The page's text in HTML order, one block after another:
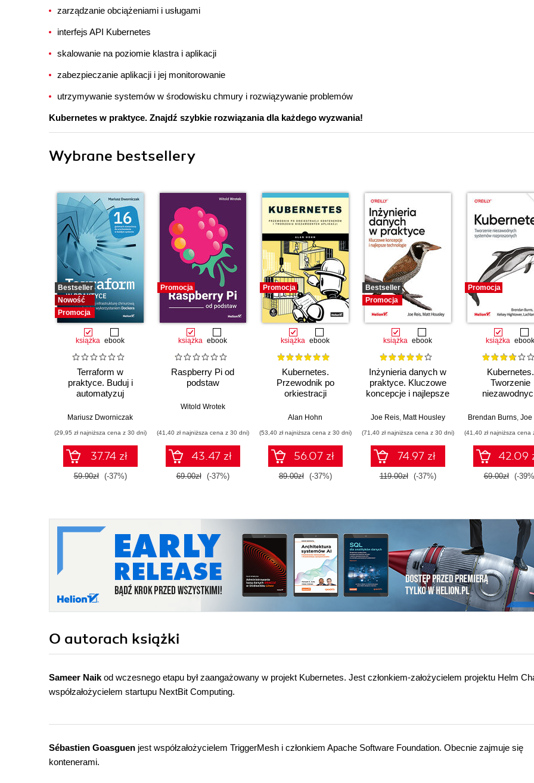
zarządzanie obciążeniami i usługami
interfejs API Kubernetes
skalowanie na poziomie klastra i aplikacji
zabezpieczanie aplikacji i jej monitorowanie
utrzymywanie systemów w środowisku chmury i rozwiązywanie problemów
Kubernetes w praktyce. Znajdź szybkie rozwiązania dla każdego wyzwania!
Wybrane bestsellery
Bestseller
Nowość
Promocja
książka ebook
Terraform w
praktyce. Buduj i
automatyzuj
chmurową oraz
wykorzystaniem
Dockera
Mariusz Dworniczak
(29,95 zł najniższa cena z 30 dni)
37.74 zł
59.90zł (-37%)
Promocja
książka ebook
Raspberry Pi od
podstaw
Witold Wrotek
(41,40 zł najniższa cena z 30 dni)
43.47 zł
69.00zł (-37%)
Promocja
książka ebook
Kubernetes.
Przewodnik po
orkiestracji
tworzeniu
aplikacji
Alan Hohn
(53,40 zł najniższa cena z 30 dni)
56.07 zł
89.00zł (-37%)
Bestseller
Promocja
książka ebook
Inżynieria danych w
praktyce. Kluczowe
koncepcje i najlepsze
Joe Reis, Matt Housley
(71,40 zł najniższa cena z 30 dni)
74.97 zł
119.00zł (-37%)
Promocja
książka ebook
Kubernetes.
Tworzenie
Brendan Burns, Joe
(41,40 zł najniższa cena
42.09
69.00zł (-
O autorach książki
Sameer Naik od wczesnego etapu był zaangażowany w projekt Kubernetes. Jest członkiem-założycielem projektu Helm
współzałożycielem startupu NextBit Computing.
Sébastien Goasguen jest współzałożycielem TriggerMesh i członkiem Apache Software Foundation. Obecnie zajmuje się
kontenerami.